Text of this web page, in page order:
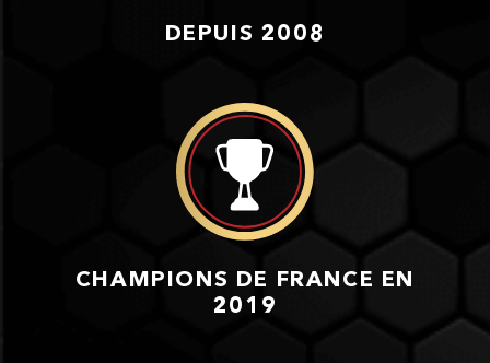
DEPUIS 2008
CHAMPIONS DE FRANCE EN
2019